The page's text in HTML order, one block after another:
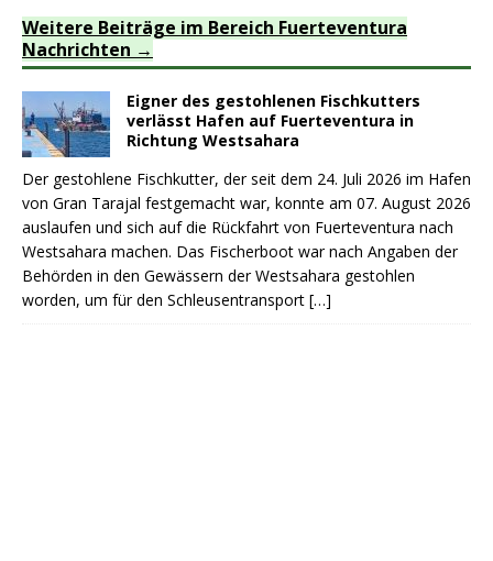
Weitere Beiträge im Bereich Fuerteventura
Nachrichten
Eigner des gestohlenen Fischkutters
verlässt Hafen auf Fuerteventura in
Richtung Westsahara
Der gestohlene Fischkutter, der seit dem 24. Juli 2026 im Hafen
von Gran Tarajal festgemacht war, konnte am 07. August 2026
auslaufen und sich auf die Rückfahrt von Fuerteventura nach
Westsahara machen. Das Fischerboot war nach Angaben der
Behörden in den Gewässern der Westsahara gestohlen
worden, um für den Schleusentransport […]